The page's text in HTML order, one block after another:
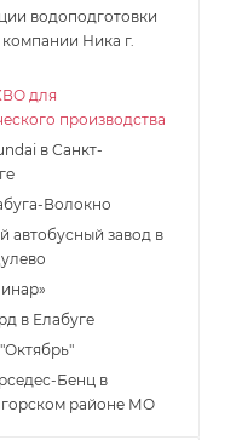
водоподготовки
компании Ника г.
для
производства
в Санкт-
Волокно
автобусный завод в
в Елабуге
Бенц в
районе МО